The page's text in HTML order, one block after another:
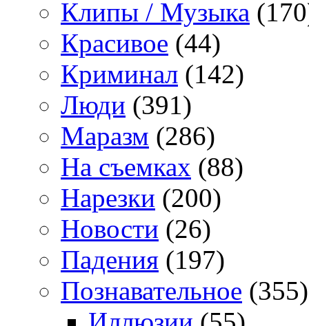
Клипы / Музыка
Красивое (44)
Криминал (142)
Люди (391)
Маразм (286)
На съемках (88)
Нарезки (200)
Новости (26)
Падения (197)
Познавательное (355)